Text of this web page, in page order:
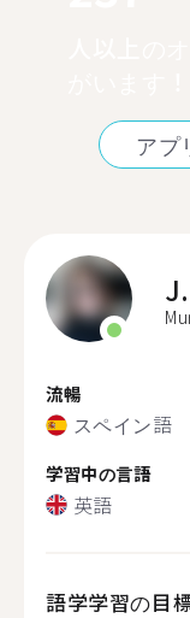
アプ
J.
流暢
スペイン語
学習中の言語
英語
語学学習の目